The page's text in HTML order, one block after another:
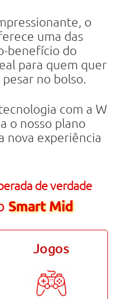
o
uma das
benefício do
para quem quer
no bolso.
com a W
o nosso plano
nova experiência
de verdade
Smart Mid
Jogos